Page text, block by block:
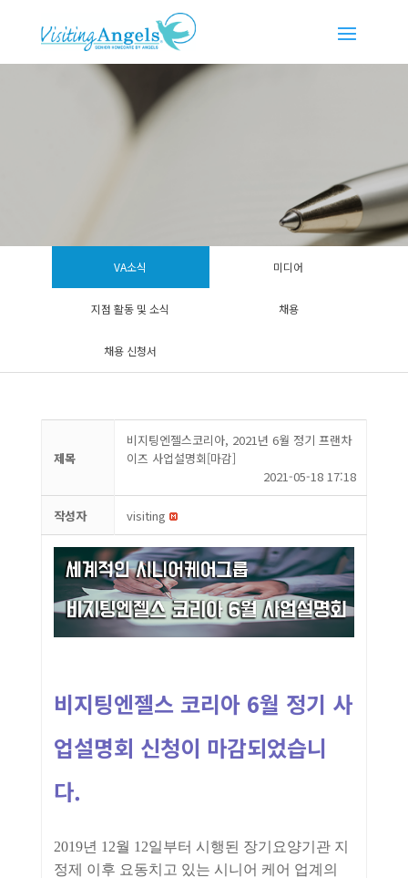
VA소식 미디어
지점 활동 및 소식 채용
채용 신청서
제목
비지팅엔젤스코리아, 2021년 6월 정기 프랜차
이즈 사업설명회[마감]
2021-05-18 17:18
작성자 visiting
비지팅엔젤스 코리아 6월 정기 사
업설명회 신청이 마감되었습니
다.
2019년 12월 12일부터 시행된 장기요양기관 지
정제 이후 요동치고 있는 시니어 케어 업계의